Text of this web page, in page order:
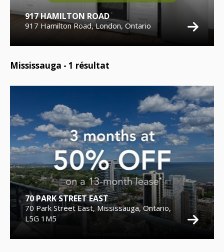
917 HAMILTON ROAD
917 Hamilton Road, London, Ontario
Mississauga - 1 résultat
70 PARK STREET EAST
70 Park Street East, Mississauga, Ontario,
L5G 1M5